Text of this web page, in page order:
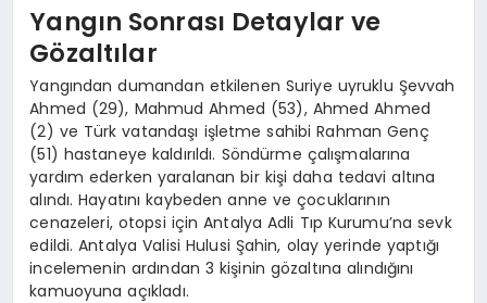
Yangın Sonrası Detaylar ve
Gözaltılar
Yangından dumandan etkilenen Suriye uyruklu Şevvah
Ahmed (29), Mahmud Ahmed (53), Ahmed Ahmed
(2) ve Türk vatandaşı işletme sahibi Rahman Genç
(51) hastaneye kaldırıldı. Söndürme çalışmalarına
yardım ederken yaralanan bir kişi daha tedavi altına
alındı. Hayatını kaybeden anne ve çocuklarının
cenazeleri, otopsi için Antalya Adli Tıp Kurumu’na sevk
edildi. Antalya Valisi Hulusi Şahin, olay yerinde yaptığı
incelemenin ardından 3 kişinin gözaltına alındığını
kamuoyuna açıkladı.